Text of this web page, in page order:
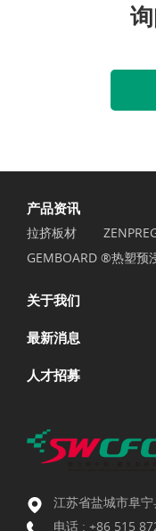
产品资讯
拉挤板材
GEMBOARD ®热塑预
关于我们
最新消息
人才招募
江苏省盐城市阜
电话 : +86 515